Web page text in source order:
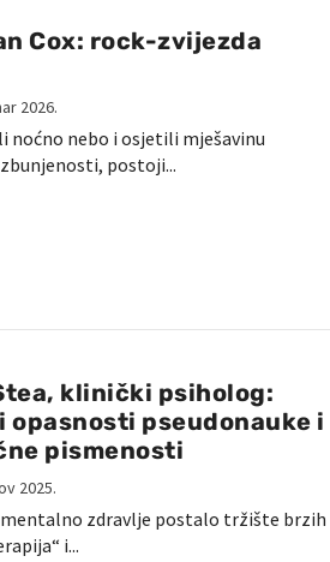
Cox: rock-zvijezda
2026.
noćno nebo i osjetili mješavinu
postoji...
klinički psiholog:
opasnosti pseudonauke i
pismenosti
2025.
mentalno zdravlje postalo tržište brzih
i...